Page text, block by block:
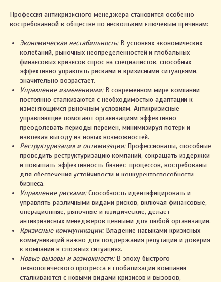
Профессия антикризисного менеджера становится особенно
востребованной в обществе по нескольким ключевым причинам:
Экономическая нестабильность:В условиях экономических
колебаний, рыночных неопределенностей и глобальных
финансовых кризисов спрос на специалистов, способных
эффективно управлять рисками и кризисными ситуациями,
значительно возрастает.
Управление изменениями:В современном мире компании
постоянно сталкиваются с необходимостью адаптации к
изменяющимся рыночным условиям. Антикризисные
управляющие помогают организациям эффективно
преодолевать периоды перемен, минимизируя потери и
извлекая выгоду из новых возможностей.
Реструктуризация и оптимизация:Профессионалы, способные
проводить реструктуризацию компаний, сокращать издержки
и повышать эффективность бизнес-процессов, востребованы
для обеспечения устойчивости и конкурентоспособности
бизнеса.
Управление рисками:Способность идентифицировать и
управлять различными видами рисков, включая финансовые,
операционные, рыночные и юридические, делает
антикризисных менеджеров ценными для любой организации.
Кризисные коммуникации:Владение навыками кризисных
коммуникаций важно для поддержания репутации и доверия
к компании в сложных ситуациях.
Новые вызовы и возможности:В эпоху быстрого
технологического прогресса и глобализации компании
сталкиваются с новыми видами кризисов и вызовов,